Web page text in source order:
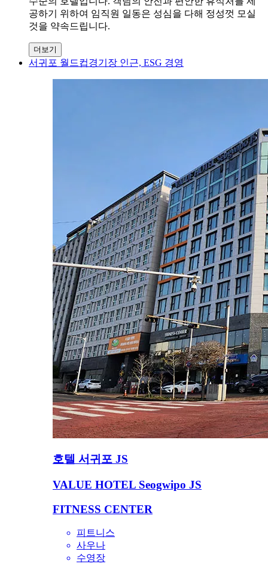
공하기 위하여 임직원 일동은 성심을 다해 정성껏 모실
것을 약속드립니다.
더보기
서귀포 월드컵경기장 인근, ESG 경영
호텔 서귀포 JS
VALUE HOTEL Seogwipo JS
FITNESS CENTER
피트니스
사우나
수영장